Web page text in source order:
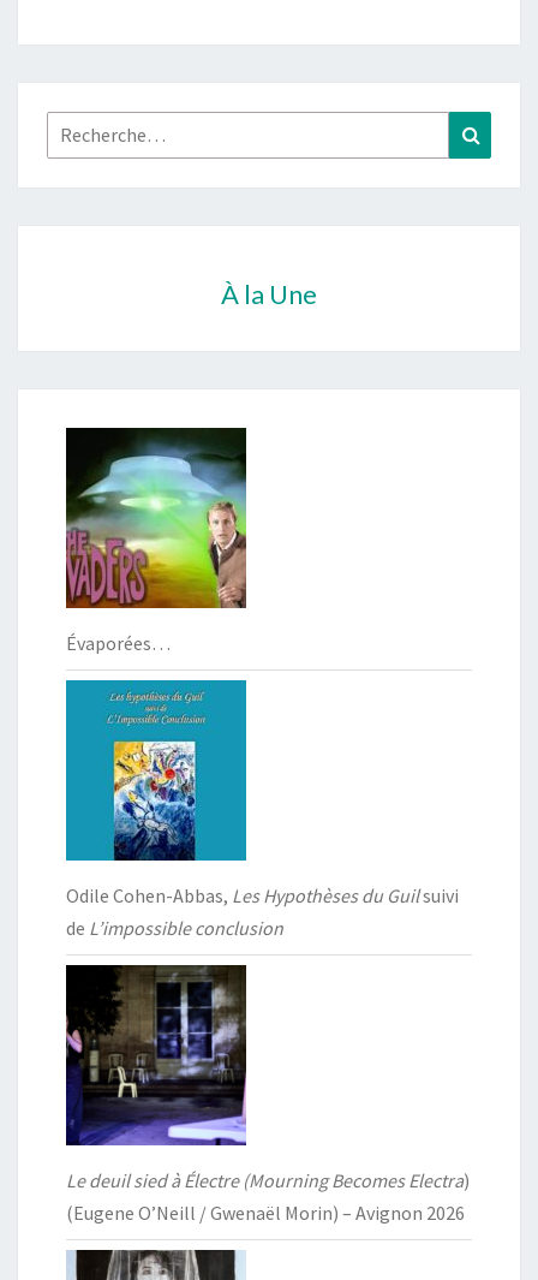
Rechercher :
À la Une
Évaporées…
Odile Cohen-Abbas, Les Hypothèses du Guilsuivi
de L’impossible conclusion
Le deuil sied à Électre (Mourning Becomes Electra)
(Eugene O’Neill / Gwenaël Morin) – Avignon 2026